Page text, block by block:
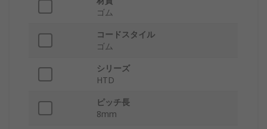
ゴム
コードスタイル
ゴム
シリーズ
HTD
ピッチ長
8mm